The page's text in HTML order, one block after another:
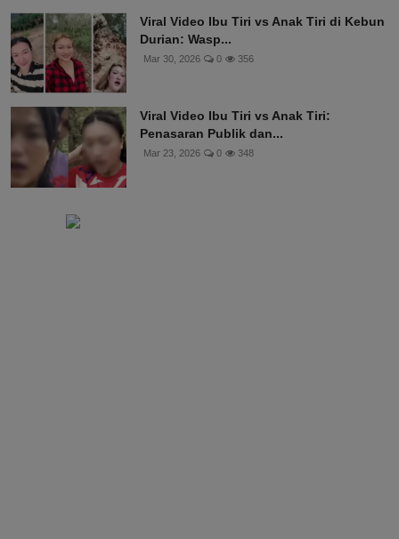
Viral Video Ibu Tiri vs Anak Tiri di Kebun
Durian: Wasp...
Mar 30, 2026 0 356
Viral Video Ibu Tiri vs Anak Tiri:
Penasaran Publik dan...
Mar 23, 2026 0 348